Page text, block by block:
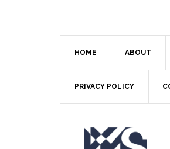
HOME ABOUT
PRIVACY POLICY